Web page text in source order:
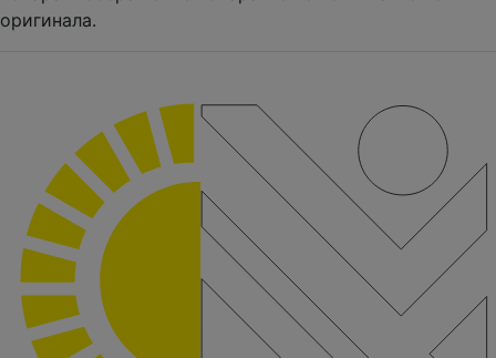
оригинала.